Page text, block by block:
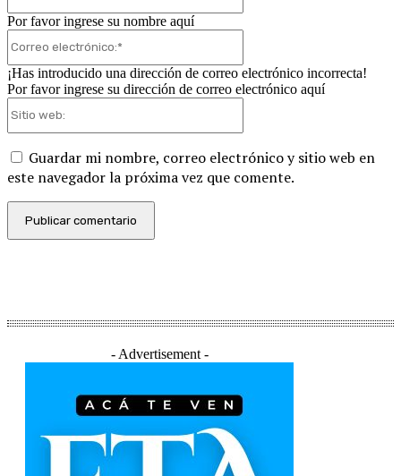
Por favor ingrese su nombre aquí
¡Has introducido una dirección de correo electrónico incorrecta!
Por favor ingrese su dirección de correo electrónico aquí
Guardar mi nombre, correo electrónico y sitio web en
este navegador la próxima vez que comente.
- Advertisement -